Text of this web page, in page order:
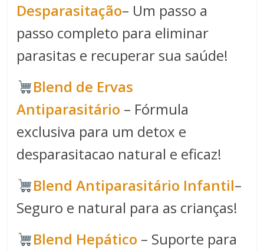
Desparasitação– Um passo a
passo completo para eliminar
parasitas e recuperar sua saúde!
Blend de Ervas
Antiparasitário – Fórmula
exclusiva para um detox e
desparasitacao natural e eficaz!
Blend Antiparasitário Infantil–
Seguro e natural para as crianças!
Blend Hepático – Suporte para